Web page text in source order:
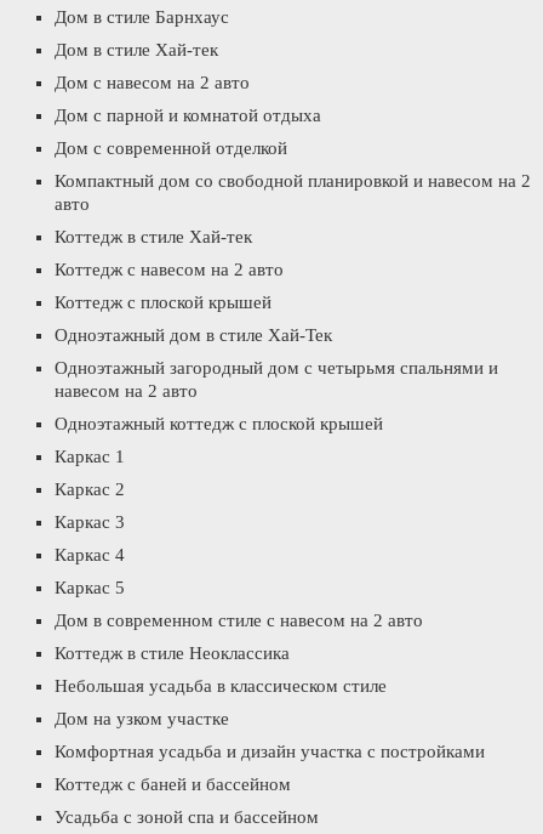
Дом в стиле Барнхаус
Дом в стиле Хай-тек
Дом с навесом на 2 авто
Дом с парной и комнатой отдыха
Дом с современной отделкой
Компактный дом со свободной планировкой и навесом на 2
авто
Коттедж в стиле Хай-тек
Коттедж с навесом на 2 авто
Коттедж с плоской крышей
Одноэтажный дом в стиле Хай-Тек
Одноэтажный загородный дом с четырьмя спальнями и
навесом на 2 авто
Одноэтажный коттедж с плоской крышей
Каркас 1
Каркас 2
Каркас 3
Каркас 4
Каркас 5
Дом в современном стиле с навесом на 2 авто
Коттедж в стиле Неоклассика
Небольшая усадьба в классическом стиле
Дом на узком участке
Комфортная усадьба и дизайн участка с постройками
Коттедж с баней и бассейном
Усадьба с зоной спа и бассейном